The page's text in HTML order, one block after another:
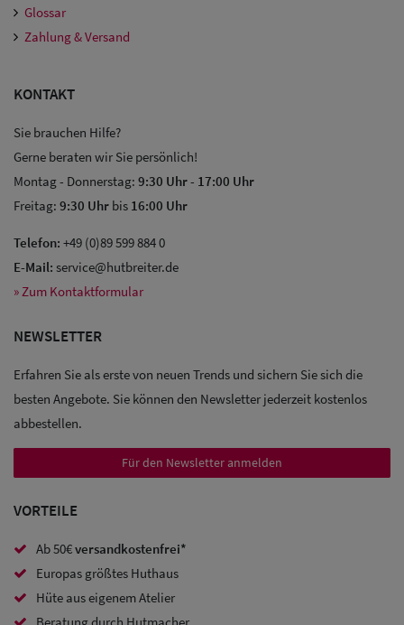
Glossar
Zahlung & Versand
KONTAKT
Sie brauchen Hilfe?
Gerne beraten wir Sie persönlich!
Montag - Donnerstag: 9:30 Uhr- 17:00 Uhr
Freitag: 9:30 Uhr bis 16:00 Uhr
Telefon: +49 (0)89 599 884 0
E-Mail: service@hutbreiter.de
» Zum Kontaktformular
NEWSLETTER
Erfahren Sie als erste von neuen Trends und sichern Sie sich die
besten Angebote. Sie können den Newsletter jederzeit kostenlos
abbestellen.
Für den Newsletter anmelden
VORTEILE
Ab 50€versandkostenfrei*
Europas größtes Huthaus
Hüte aus eigenem Atelier